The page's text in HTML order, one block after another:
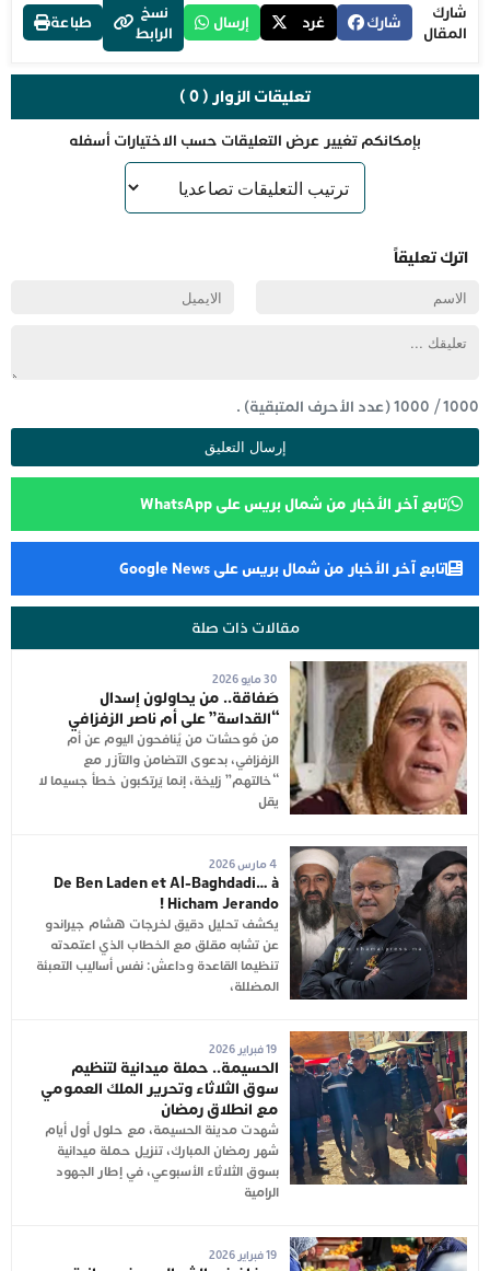
شارك
المقال
شارك غرد إرسال
نسخ
الرابط
طباعة
تعليقات الزوار ( 0 )
بإمكانكم تغيير عرض التعليقات حسب الاختيارات أسفله
اترك تعليقاً
1000
/
1000(عدد الأحرف المتبقية) .
تابع آخر الأخبار من شمال بريس على WhatsApp
تابع آخر الأخبار من شمال بريس على Google News
مقالات ذات صلة
30 مايو 2026
صَفاقة.. من يحاولون إسدال
“القداسة” على أم ناصر الزفزافي
من مُوحشات من يُنافحون اليوم عن أم
الزفزافي، بدعوى التضامن والتآزر مع
“خالتهم” زليخة، إنما يَرتكبون خطأ جسيما لا
يقل
4 مارس 2026
De Ben Laden et Al-Baghdadi… à
Hicham Jerando !
يكشف تحليل دقيق لخرجات هشام جيراندو
عن تشابه مقلق مع الخطاب الذي اعتمدته
تنظيما القاعدة وداعش: نفس أساليب التعبئة
المضللة،
19 فبراير 2026
الحسيمة.. حملة ميدانية لتنظيم
سوق الثلاثاء وتحرير الملك العمومي
مع انطلاق رمضان
شهدت مدينة الحسيمة، مع حلول أول أيام
شهر رمضان المبارك، تنزيل حملة ميدانية
بسوق الثلاثاء الأسبوعي، في إطار الجهود
الرامية
19 فبراير 2026